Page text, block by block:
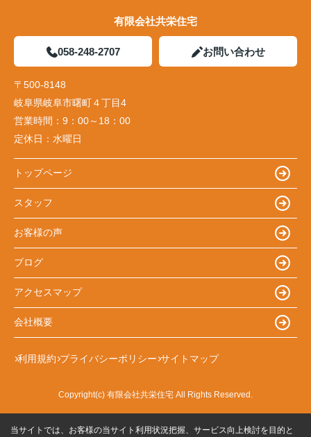
有限会社共栄住宅
058-248-2707 お問い合わせ
〒500-8148
岐阜県岐阜市曙町４丁目4
営業時間： 9：00～18：00
定休日： 水曜日
トップページ
スタッフ
お客様の声
ブログ
アクセスマップ
会社概要
利用規約 プライバシーポリシー サイトマップ
Copyright(c) 有限会社共栄住宅 All Rights Reserved.
当サイトでは、お客様の当サイト利用状況把握、サービス向上検討を目的と